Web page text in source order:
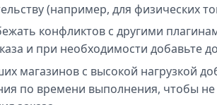
(например, для физических
конфликтов с другими
и при необходимости добавьте
магазинов с высокой нагрузкой
по времени выполнения, чтобы не